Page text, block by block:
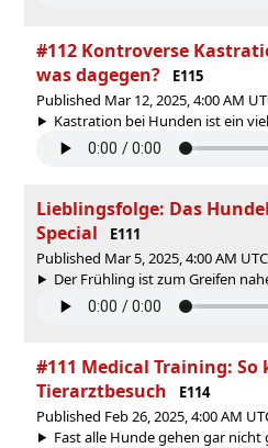
#112 Kontroverse
was dagegen?
E115
Published Mar 12, 2025, 4:00 AM
Kastration bei Hunden ist ein
Lieblingsfolge: Das
Special
E111
Published Mar 5, 2025, 4:00 AM UTC
Der Frühling ist zum Greifen
#111 Medical Training: So
Tierarztbesuch
E114
Published Feb 26, 2025, 4:00 AM
Fast alle Hunde gehen gar nicht